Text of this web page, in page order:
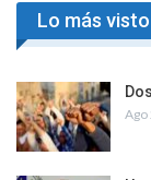
Lo más
Ago